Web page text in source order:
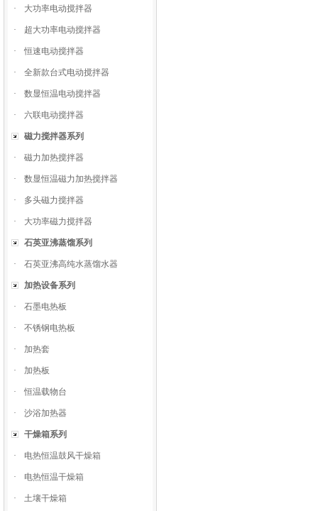
· 大功率电动搅拌器
· 超大功率电动搅拌器
· 恒速电动搅拌器
· 全新款台式电动搅拌器
· 数显恒温电动搅拌器
· 六联电动搅拌器
磁力搅拌器系列
· 磁力加热搅拌器
· 数显恒温磁力加热搅拌器
· 多头磁力搅拌器
· 大功率磁力搅拌器
石英亚沸蒸馏系列
· 石英亚沸高纯水蒸馏水器
加热设备系列
· 石墨电热板
· 不锈钢电热板
· 加热套
· 加热板
· 恒温载物台
· 沙浴加热器
干燥箱系列
· 电热恒温鼓风干燥箱
· 电热恒温干燥箱
· 土壤干燥箱